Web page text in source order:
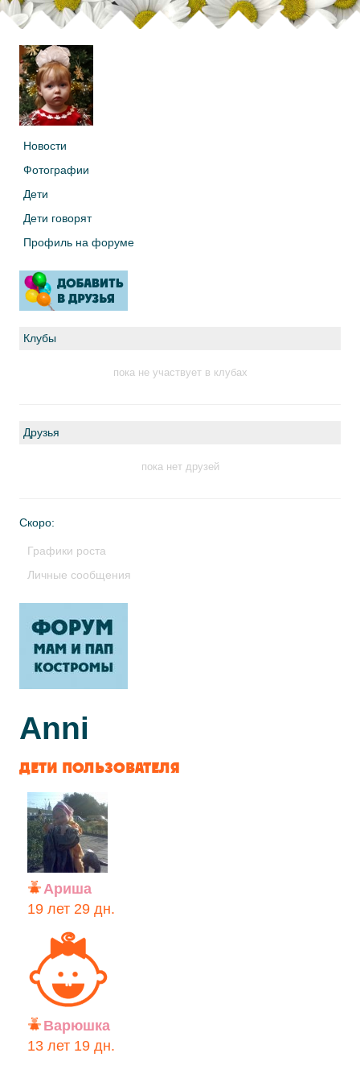
Новости
Фотографии
Дети
Дети говорят
Профиль на форуме
Клубы
пока не участвует в клубах
Друзья
пока нет друзей
Скоро:
Графики роста
Личные сообщения
Anni
ДЕТИ ПОЛЬЗОВАТЕЛЯ
Ариша
19 лет 29 дн.
Варюшка
13 лет 19 дн.